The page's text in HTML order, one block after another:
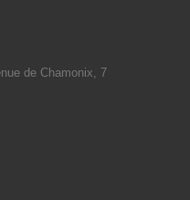
de Chamonix, 7